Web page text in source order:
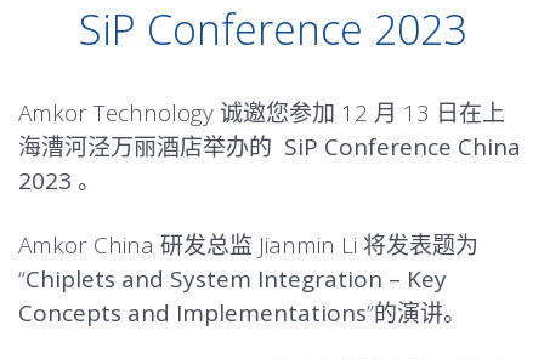
SiP Conference 2023
Amkor Technology 诚邀您参加 12 月 13 日在上
海漕河泾万丽酒店举办的 SiP Conference China
2023 。
Amkor China 研发总监 Jianmin Li 将发表题为
“Chiplets and System Integration – Key
Concepts and Implementations”的演讲。